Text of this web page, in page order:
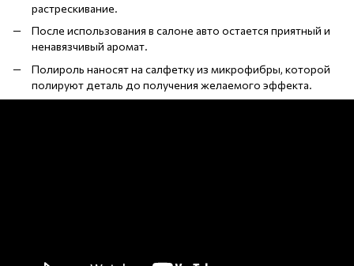
растрескивание.
После использования в салоне авто остается приятный и
ненавязчивый аромат.
Полироль наносят на салфетку из микрофибры, которой
полируют деталь до получения желаемого эффекта.